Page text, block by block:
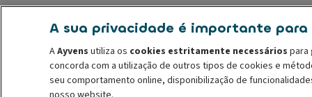
A sua privacidade é importante para
AAyvens utiliza os cookies estritamente necessários para
concorda com a utilização de outros tipos de cookies e
seu comportamento online, disponibilização de